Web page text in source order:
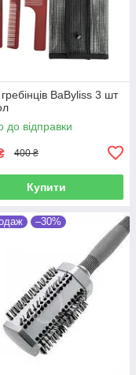
BaByliss 3 шт
до відправки
400 ₴
Купити
–30%